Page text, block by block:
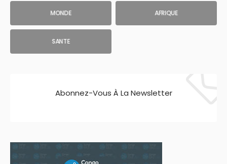
MONDE AFRIQUE
SANTE
Abonnez-Vous À La Newsletter